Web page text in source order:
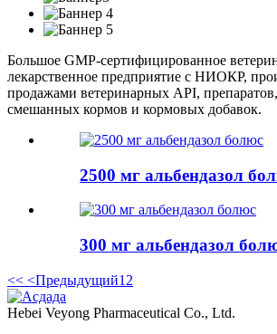
Большое GMP-сертифицированное
лекарственное предприятие с НИОКР,
продажами ветеринарных API,
смешанных кормов и кормовых добавок.
2500 мг альбендазол
300 мг альбендазол
<< <Предыдущий1 2
Hebei Veyong Pharmaceutical Co., Ltd.